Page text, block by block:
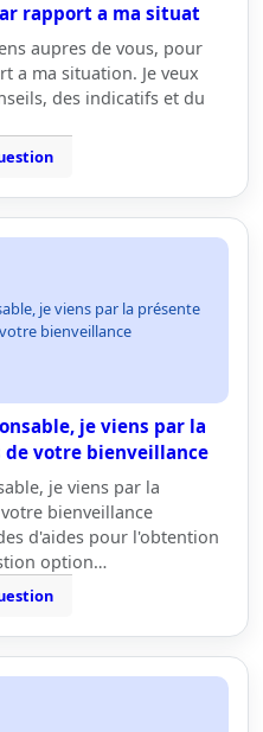
rapport a ma situat
aupres de vous, pour
a ma situation. Je veux
des indicatifs et du
je viens par la présente
bienveillance
je viens par la
votre bienveillance
je viens par la
bienveillance
d'aides pour l'obtention
option…